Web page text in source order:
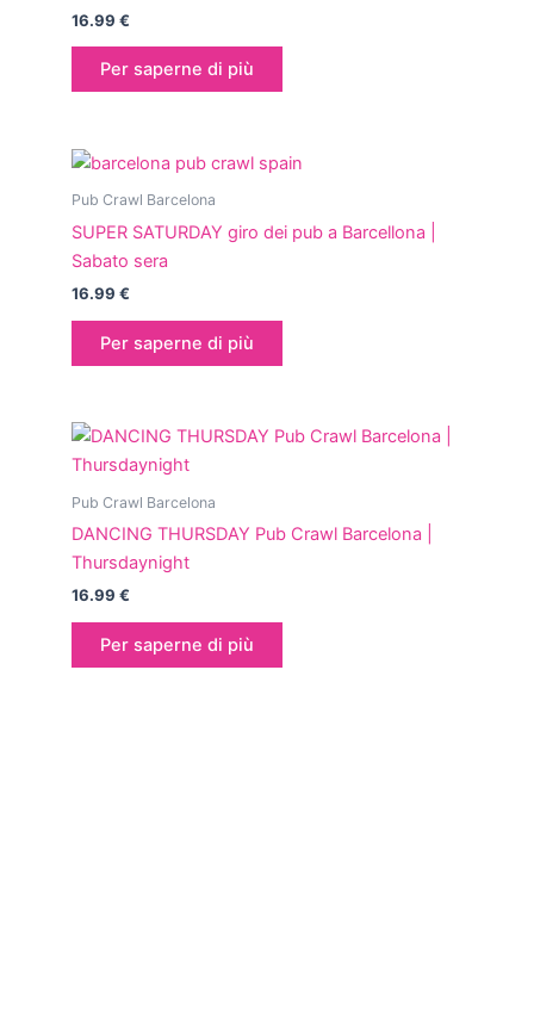
16.99 €
Per saperne di più
Pub Crawl Barcelona
SUPER SATURDAY giro dei pub a Barcellona |
Sabato sera
16.99 €
Per saperne di più
Pub Crawl Barcelona
DANCING THURSDAY Pub Crawl Barcelona |
Thursdaynight
16.99 €
Per saperne di più